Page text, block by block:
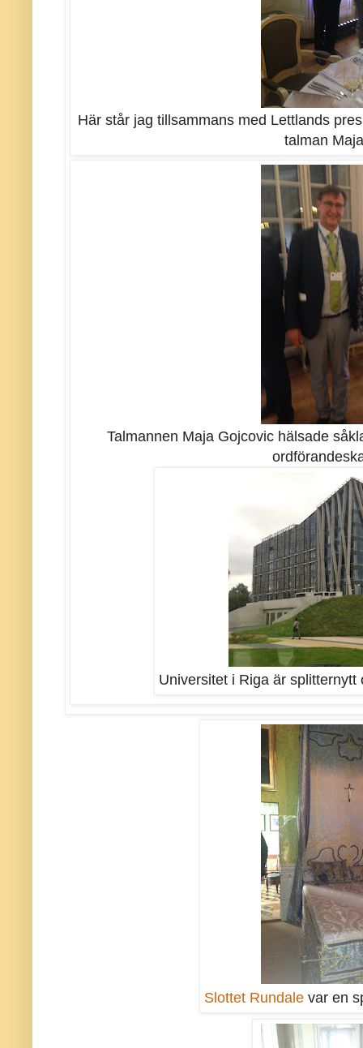
Här står jag tillsammans med Lettlands
talman
Talmannen Maja Gojcovic hälsade
Universitet i Riga är
Slottet Rundale var en